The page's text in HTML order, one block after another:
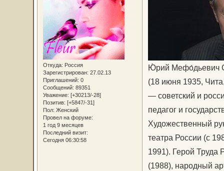
Откуда: Россия
Зарегистрирован: 27.02.13
Приглашений: 0
Сообщений: 89351
Уважение: [+30213/-28]
Позитив: [+5847/-31]
Пол: Женский
Провел на форуме:
1 год 9 месяцев
Последний визит:
Сегодня 06:30:58
Ю́рий Мефо́дьевич
(18 июня 1935,
— советский и
педагог и
Художественный
театра России (с
1991). Герой
(1988), народный